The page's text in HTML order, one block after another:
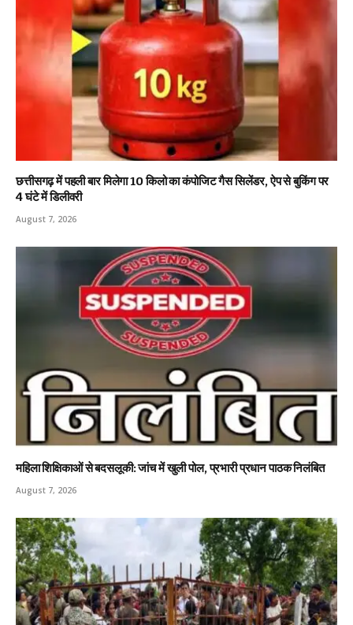
छत्तीसगढ़ में पहली बार मिलेगा 10 किलो का कंपोजिट गैस सिलेंडर, ऐप से बुकिंग पर
4 घंटे में डिलीवरी
August 7, 2026
महिला शिक्षिकाओं से बदसलूकी: जांच में खुली पोल, प्रभारी प्रधान पाठक निलंबित
August 7, 2026